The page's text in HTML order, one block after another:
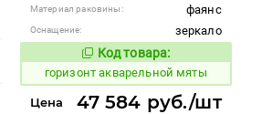
Материал раковины: фаянс
Оснащение:
зеркало
Код товара:
296931 Код товара:
горизонт акварельной мяты
Цена 47 584 руб./шт